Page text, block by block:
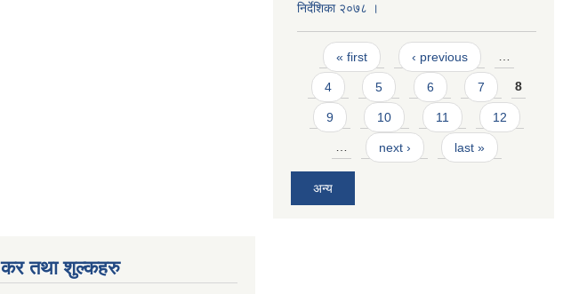
निर्देशिका २०७८ ।
Pages
« first ‹ previous …
4 5 6 7 8
9 10 11 12
… next › last »
अन्य
कर तथा शुल्कहरु